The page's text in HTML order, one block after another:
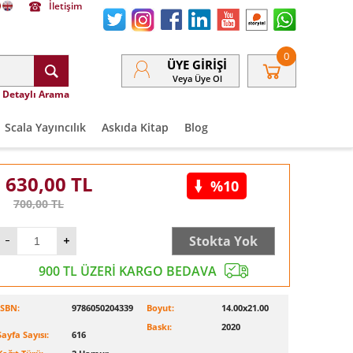
İletişim
Detaylı Arama
ÜYE GIRIŞI
Veya Üye Ol
0
Scala Yayıncılık Askıda Kitap Blog
630,00 TL
700,00TL
%10
Stokta Yok
900 TL ÜZERİ KARGO BEDAVA
9786050204339
Sayısı:
616
Boyut:
14.00x21.00
Baskı:
2020